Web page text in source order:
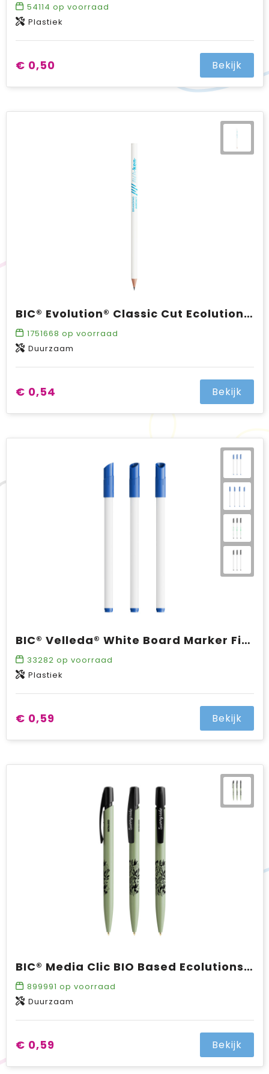
54114 op voorraad
Plastiek
€ 0,50 Bekijk
BIC® Evolution® Classic Cut Ecolutions® potlood
1751668 op voorraad
Duurzaam
€ 0,54 Bekijk
BIC® Velleda® White Board Marker Fine
33282 op voorraad
Plastiek
€ 0,59 Bekijk
BIC® Media Clic BIO Based Ecolutions® ballpen
899991 op voorraad
Duurzaam
€ 0,59 Bekijk